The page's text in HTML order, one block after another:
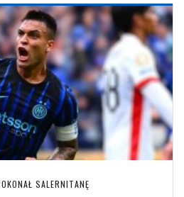
SALERNITANĘ